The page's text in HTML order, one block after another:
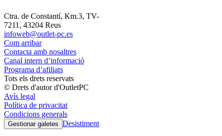
Ctra. de Constantí, Km.3, TV-
7211, 43204 Reus
infoweb@outlet-pc.es
Com arribar
Contacta amb nosaltres
Canal intern d’informació
Programa d’afiliats
Tots els drets reservats
© Drets d'autor d'OutletPC
Avís legal
Política de privacitat
Condicions generals
Gestionar galetes Desistiment